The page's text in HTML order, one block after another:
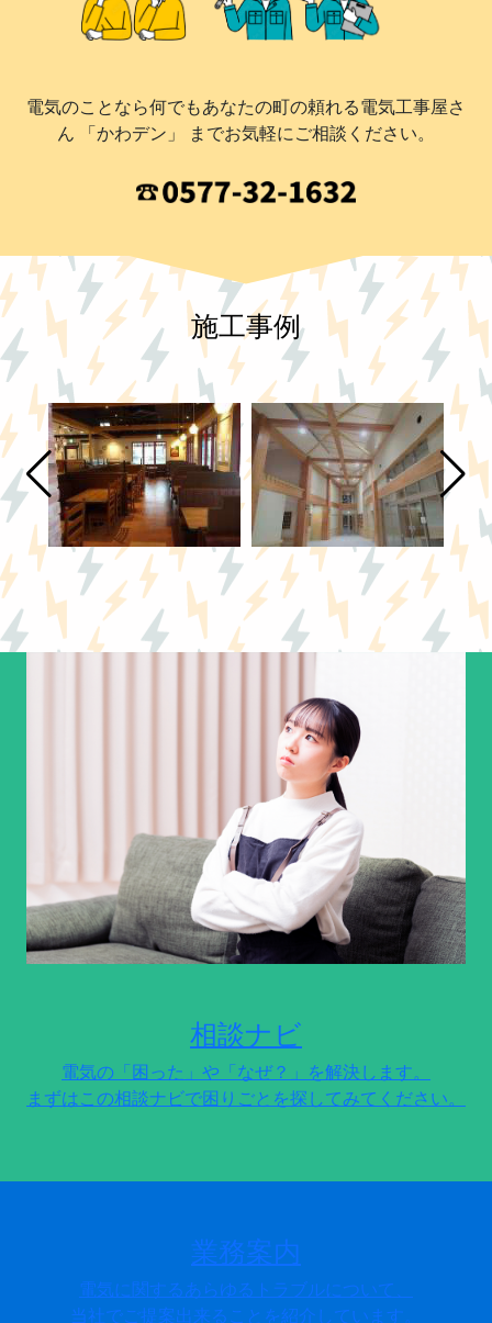
電気のことなら何でもあなたの町の頼れる電気工事屋さ
ん 「かわデン」 までお気軽にご相談ください。
施工事例
相談ナビ
電気の「困った」や「なぜ？」を解決します。
まずはこの相談ナビで困りごとを探してみてください。
業務案内
電気に関するあらゆるトラブルについて、
当社でご提案出来ることを紹介しています。